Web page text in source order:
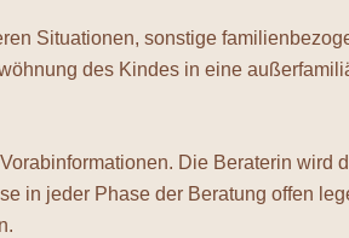
Situationen, sonstige
des Kindes in eine
Die Beraterin wird
in jeder Phase der Beratung offen